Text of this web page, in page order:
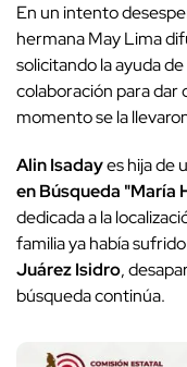
En un intento
hermana May Lima
solicitando la ayuda
colaboración para dar
momento se la
Alin Isadayes hija de
en Búsqueda "María
dedicada a la
familia ya había
Juárez Isidro,
búsqueda continúa.